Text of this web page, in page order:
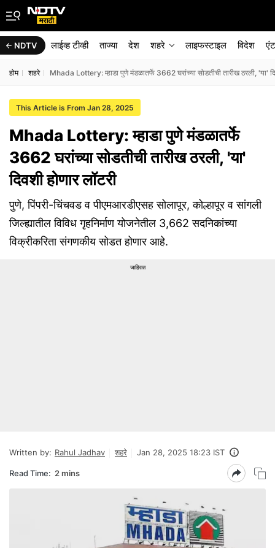
NDTV लाईव्ह टीव्ही ताज्या देश शहरे लाइफस्टाइल विदेश
होम शहरे Mhada Lottery: म्हाडा पुणे मंडळातर्फे 3662 घरांच्या सोडतीची तारीख ठरली, 'या'
This Article is From Jan 28, 2025
Mhada Lottery: म्हाडा पुणे मंडळातर्फे
3662 घरांच्या सोडतीची तारीख ठरली, 'या'
दिवशी होणार लॉटरी
पुणे, पिंपरी-चिंचवड व पीएमआरडीएसह सोलापूर, कोल्हापूर व सांगली
जिल्ह्यातील विविध गृहनिर्माण योजनेतील 3,662 सदनिकांच्या
विक्रीकरिता संगणकीय सोडत होणार आहे.
जाहिरात
Written by: Rahul Jadhav शहरे Jan 28, 2025 18:23 IST
Read Time: 2 mins